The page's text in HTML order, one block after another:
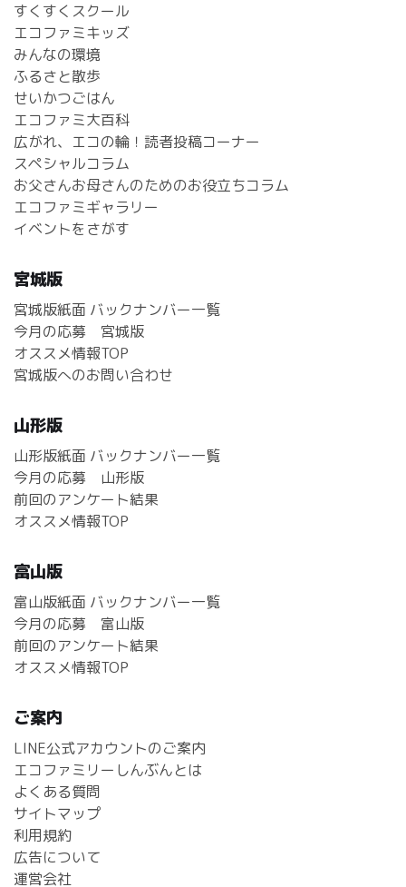
すくすくスクール
エコファミキッズ
みんなの環境
ふるさと散歩
せいかつごはん
エコファミ大百科
広がれ、エコの輪！読者投稿コーナー
スペシャルコラム
お父さんお母さんのためのお役立ちコラム
エコファミギャラリー
イベントをさがす
宮城版
宮城版紙面 バックナンバー一覧
今月の応募 宮城版
オススメ情報TOP
宮城版へのお問い合わせ
山形版
山形版紙面 バックナンバー一覧
今月の応募 山形版
前回のアンケート結果
オススメ情報TOP
富山版
富山版紙面 バックナンバー一覧
今月の応募 富山版
前回のアンケート結果
オススメ情報TOP
ご案内
LINE公式アカウントのご案内
エコファミリーしんぶんとは
よくある質問
サイトマップ
利用規約
広告について
運営会社